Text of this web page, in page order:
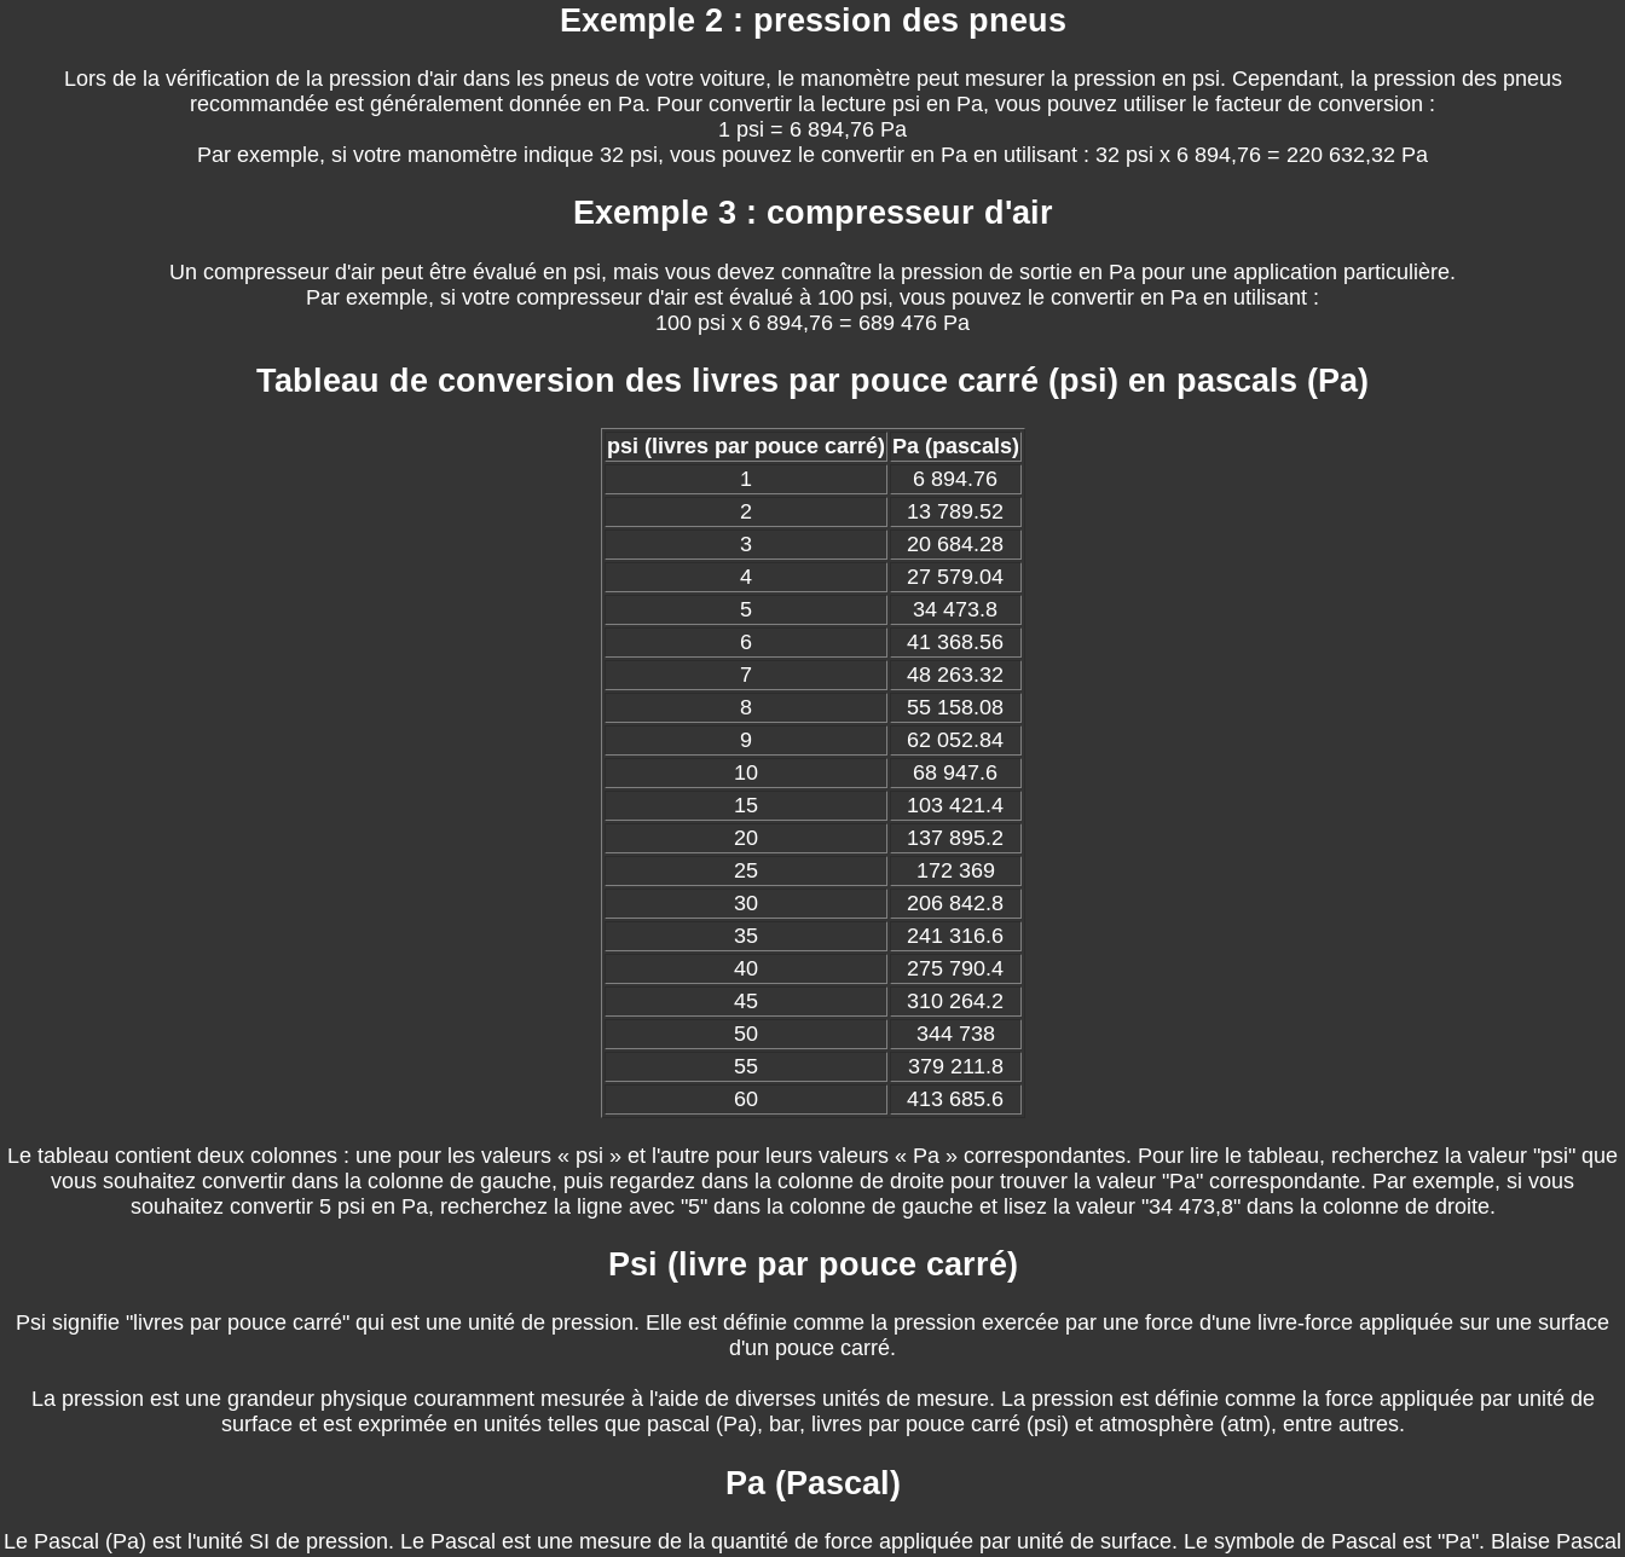
Exemple 2 : pression des pneus
Lors de la vérification de la pression d'air dans les pneus de votre voiture, le manomètre peut mesurer la pression en psi. Cependant, la pression des pneus
recommandée est généralement donnée en Pa. Pour convertir la lecture psi en Pa, vous pouvez utiliser le facteur de conversion :
1 psi = 6 894,76 Pa
Par exemple, si votre manomètre indique 32 psi, vous pouvez le convertir en Pa en utilisant : 32 psi x 6 894,76 = 220 632,32 Pa
Exemple 3 : compresseur d'air
Un compresseur d'air peut être évalué en psi, mais vous devez connaître la pression de sortie en Pa pour une application particulière.
Par exemple, si votre compresseur d'air est évalué à 100 psi, vous pouvez le convertir en Pa en utilisant :
100 psi x 6 894,76 = 689 476 Pa
Tableau de conversion des livres par pouce carré (psi) en pascals (Pa)
psi (livres par pouce carré) Pa (pascals)
1
6 894.76
2
13 789.52
3
20 684.28
4
27 579.04
5
34 473.8
6
41 368.56
7
48 263.32
8
55 158.08
9
62 052.84
10
68 947.6
15
103 421.4
20
137 895.2
25
172 369
30
206 842.8
35
241 316.6
40
275 790.4
45
310 264.2
50
344 738
55
379 211.8
60
413 685.6
Le tableau contient deux colonnes : une pour les valeurs « psi » et l'autre pour leurs valeurs « Pa » correspondantes. Pour lire le tableau, recherchez la valeur "psi" que
vous souhaitez convertir dans la colonne de gauche, puis regardez dans la colonne de droite pour trouver la valeur "Pa" correspondante. Par exemple, si vous
souhaitez convertir 5 psi en Pa, recherchez la ligne avec "5" dans la colonne de gauche et lisez la valeur "34 473,8" dans la colonne de droite.
Psi (livre par pouce carré)
Psi signifie "livres par pouce carré" qui est une unité de pression. Elle est définie comme la pression exercée par une force d'une livre-force appliquée sur une surface
d'un pouce carré.
La pression est une grandeur physique couramment mesurée à l'aide de diverses unités de mesure. La pression est définie comme la force appliquée par unité de
surface et est exprimée en unités telles que pascal (Pa), bar, livres par pouce carré (psi) et atmosphère (atm), entre autres.
Pa (Pascal)
Le Pascal (Pa) est l'unité SI de pression. Le Pascal est une mesure de la quantité de force appliquée par unité de surface. Le symbole de Pascal est "Pa". Blaise Pascal